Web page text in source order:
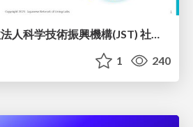
20260215独立行政法人科学技術振興機構(JST) 社会技術研究開発センター(RISTEX)ケアが根づく社会システム _公開シンポジウム
1 240